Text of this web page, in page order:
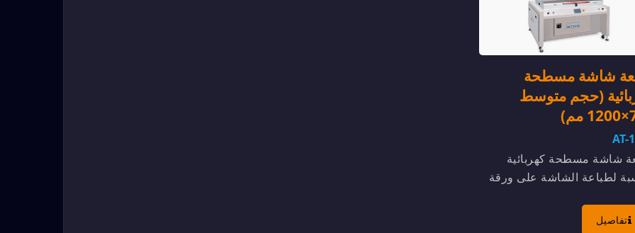
شاشة مسطحة
(حجم متوسط
AT-
شاشة مسطحة كهربائية
لطباعة الشاشة على ورقة
ودوائر الطابعة المرنة،...تفاصيل